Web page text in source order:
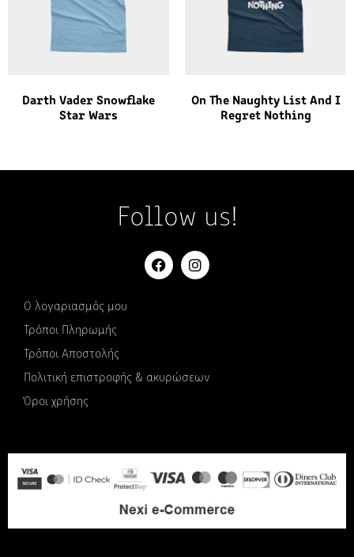
Darth Vader Snowflake
Star Wars
On The Naughty List And I
Regret Nothing
Follow us!
Ο λογαριασμός μου
Τρόποι Πληρωμής
Τρόποι Αποστολής
Πολιτική επιστροφής & ακυρώσεων
Όροι χρήσης